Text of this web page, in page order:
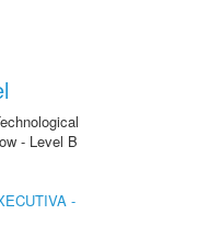
- Level B
-